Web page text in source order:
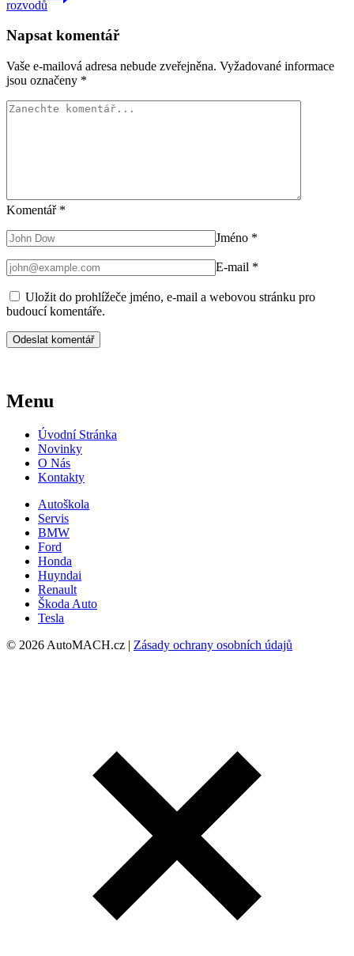
rozvodů
Napsat komentář
Vaše e-mailová adresa nebude zveřejněna. Vyžadované informace
jsou označeny *
Komentář *
Jméno *
E-mail *
Uložit do prohlížeče jméno, e-mail a webovou stránku pro
budoucí komentáře.
Menu
Úvodní Stránka
Novinky
O Nás
Kontakty
Autoškola
Servis
BMW
Ford
Honda
Huyndai
Renault
Škoda Auto
Tesla
© 2026 AutoMACH.cz | Zásady ochrany osobních údajů